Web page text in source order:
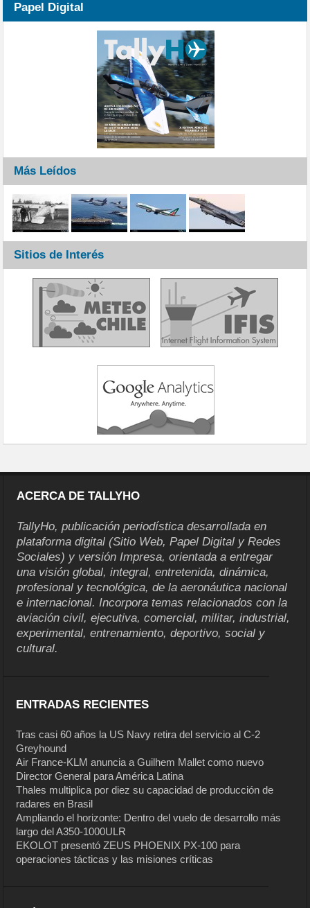
Papel Digital
Más Leídos
Sitios de Interés
ACERCA DE TALLYHO
TallyHo, publicación periodística desarrollada en
plataforma digital (Sitio Web, Papel Digital y Redes
Sociales) y versión Impresa, orientada a entregar
una visión global, integral, entretenida, dinámica,
profesional y tecnológica, de la aeronáutica nacional
e internacional. Incorpora temas relacionados con la
aviación civil, ejecutiva, comercial, militar, industrial,
experimental, entrenamiento, deportivo, social y
cultural.
ENTRADAS RECIENTES
Tras casi 60 años la US Navy retira del servicio al C-2
Greyhound
Air France-KLM anuncia a Guilhem Mallet como nuevo
Director General para América Latina
Thales multiplica por diez su capacidad de producción de
radares en Brasil
Ampliando el horizonte: Dentro del vuelo de desarrollo más
largo del A350-1000ULR
EKOLOT presentó ZEUS PHOENIX PX-100 para
operaciones tácticas y las misiones críticas